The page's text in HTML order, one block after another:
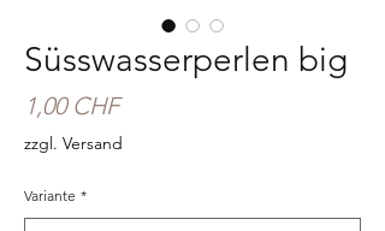
Süsswasserperlen big
1,00 CHFPreis
zzgl. Versand
Variante *